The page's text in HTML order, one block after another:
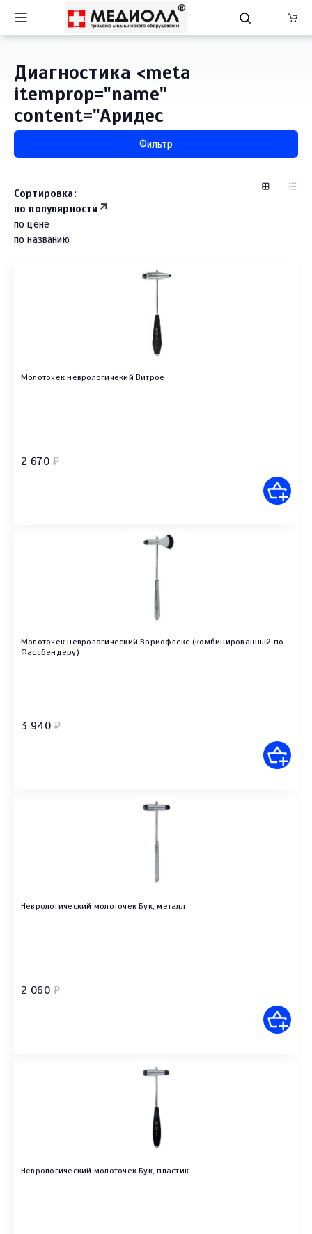
Диагностика <meta
itemprop="name"
content="Аридес
Фильтр
Сортировка:
по популярности
по цене
по названию
Молоточек неврологичекий Витрое
2 670 ₽
Молоточек неврологический Вариофлекс (комбинированный по
Фассбендеру)
3 940 ₽
Неврологический молоточек Бук, металл
2 060 ₽
Неврологический молоточек Бук, пластик